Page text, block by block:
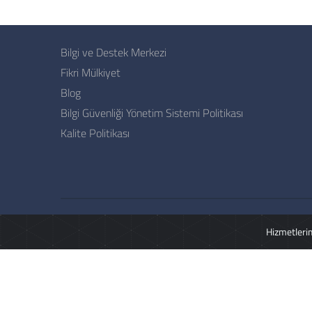
Bilgi ve Destek Merkezi
Fikri Mülkiyet
Blog
Bilgi Güvenliği Yönetim Sistemi Politikası
Kalite Politikası